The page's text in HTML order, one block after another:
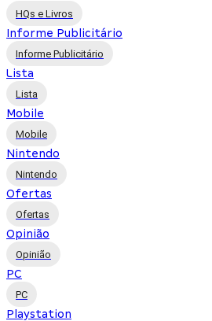
HQs e Livros
Informe Publicitário
Informe Publicitário
Lista
Lista
Mobile
Mobile
Nintendo
Nintendo
Ofertas
Ofertas
Opinião
Opinião
PC
PC
Playstation